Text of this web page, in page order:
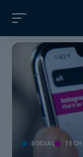
SOCIAL TECH